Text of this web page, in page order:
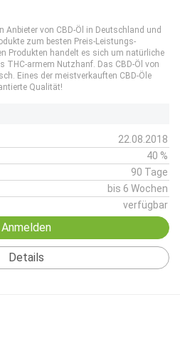
Anbieter von CBD-Öl in Deutschland und
zum besten Preis-Leistungs-
Produkten handelt es sich um natürliche
THC-armem Nutzhanf. Das CBD-Öl von
Eines der meistverkauften CBD-Öle
Qualität!
22.08.2018
40 %
90 Tage
bis 6 Wochen
verfügbar
Anmelden
Details